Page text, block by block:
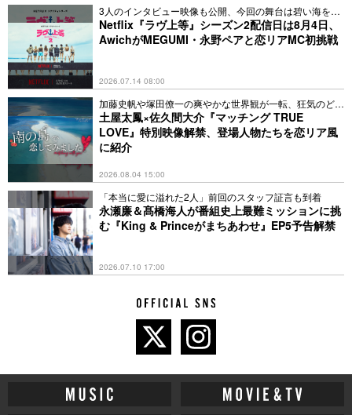
3人のインタビュー映像も公開、今回の舞台は碧い海を臨
む沖縄
Netflix『ラヴ上等』シーズン2配信日は8月4日、
AwichがMEGUMI・永野ペアと恋リアMC初挑戦
2026.07.14 08:00
加藤史帆や塚田僚一の爽やかな世界観が一転、狂気のどん
底に
土屋太鳳×佐久間大介『マッチング TRUE
LOVE』特別映像解禁、登場人物たちを恋リア風
に紹介
2026.08.04 15:00
「本当に愛に溢れた2人」前回のスタッフ証言も到着
永瀬廉＆髙橋海人が番組史上最難ミッションに挑
む『King & Princeがまちあわせ』EP5予告解禁
2026.07.10 17:00